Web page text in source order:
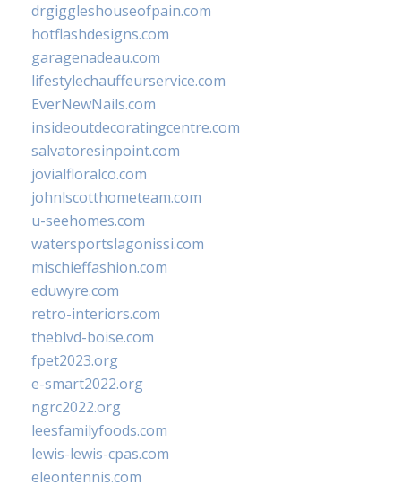
drgiggleshouseofpain.com
hotflashdesigns.com
garagenadeau.com
lifestylechauffeurservice.com
EverNewNails.com
insideoutdecoratingcentre.com
salvatoresinpoint.com
jovialfloralco.com
johnlscotthometeam.com
u-seehomes.com
watersportslagonissi.com
mischieffashion.com
eduwyre.com
retro-interiors.com
theblvd-boise.com
fpet2023.org
e-smart2022.org
ngrc2022.org
leesfamilyfoods.com
lewis-lewis-cpas.com
eleontennis.com